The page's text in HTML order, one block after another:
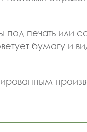
печать или
бумагу и